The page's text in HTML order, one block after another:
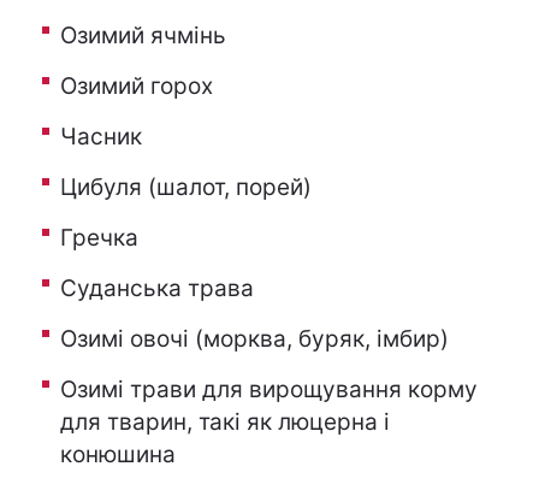
Озимий ячмінь
Озимий горох
Часник
Цибуля (шалот, порей)
Гречка
Суданська трава
Озимі овочі (морква, буряк, імбир)
Озимі трави для вирощування корму
для тварин, такі як люцерна і
конюшина